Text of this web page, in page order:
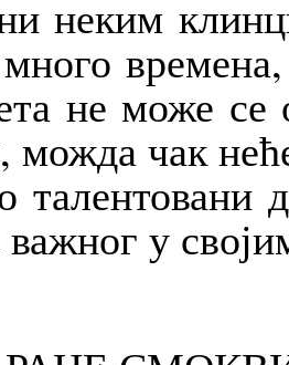
неким
не може
можда чак
талентовани
важног у